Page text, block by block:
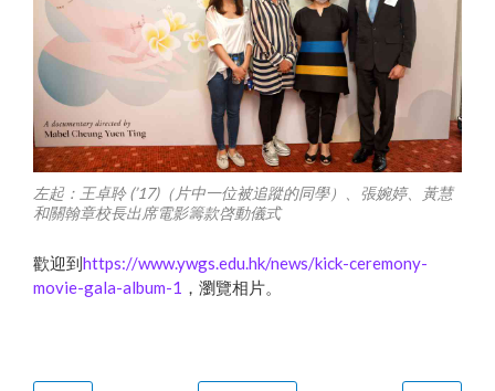
左起：王卓聆 (’17)（片中一位被追蹤的同學）、張婉婷、黃慧
和關翰章校長出席電影籌款啓動儀式
歡迎到https://www.ywgs.edu.hk/news/kick-ceremony-
movie-gala-album-1 ，瀏覽相片。